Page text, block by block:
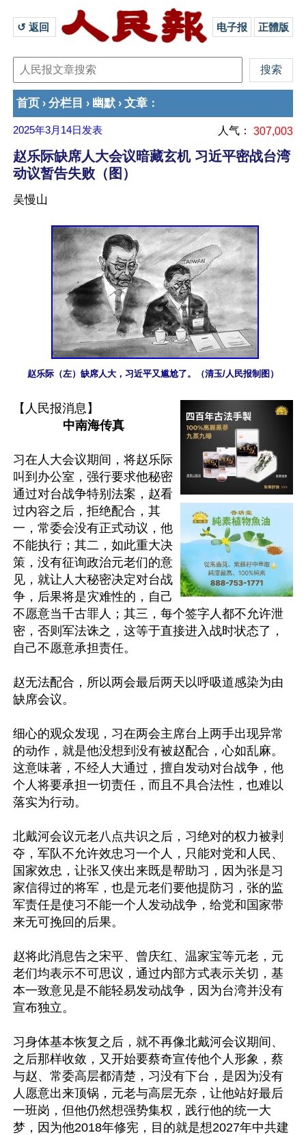
↺ 返回 电子报 正體版
首页 › 分栏目 › 幽默 › 文章 ：
2025年3月14日 发表 人气： 307,003
赵乐际缺席人大会议暗藏玄机 习近平密战台湾
动议暂告失败（图）
吴慢山
赵乐际（左）缺席人大，习近平又尴尬了。（清玉/人民报制图）
【人民报消息】
中南海传真
习在人大会议期间，将赵乐际
叫到办公室，强行要求他秘密
通过对台战争特别法案，赵看
过内容之后，拒绝配合，其
一，常委会没有正式动议，他
不能执行；其二，如此重大决
策，没有征询政治元老们的意
见，就让人大秘密决定对台战
争，后果将是灾难性的，自己
不愿意当千古罪人；其三，每个签字人都不允许泄
密，否则军法诛之，这等于直接进入战时状态了，
自己不愿意承担责任。
赵无法配合，所以两会最后两天以呼吸道感染为由
缺席会议。
细心的观众发现，习在两会主席台上两手出现异常
的动作，就是他没想到没有被赵配合，心如乱麻。
这意味著，不经人大通过，擅自发动对台战争，他
个人将要承担一切责任，而且不具合法性，也难以
落实为行动。
北戴河会议元老八点共识之后，习绝对的权力被剥
夺，军队不允许效忠习一个人，只能对党和人民、
国家效忠，让张又侠出来既是帮助习，因为张是习
家信得过的将军，也是元老们要他提防习，张的监
军责任是使习不能一个人发动战争，给党和国家带
来无可挽回的后果。
赵将此消息告之宋平、曾庆红、温家宝等元老，元
老们均表示不可思议，通过内部方式表示关切，基
本一致意见是不能轻易发动战争，因为台湾并没有
宣布独立。
习身体基本恢复之后，就不再像北戴河会议期间、
之后那样收敛，又开始要蔡奇宣传他个人形象，蔡
与赵、常委高层都清楚，习没有下台，是因为没有
人愿意出来顶锅，元老与高层无奈，让他站好最后
一班岗，但他仍然想强势集权，践行他的统一大
梦，因为他2018年修宪，目的就是想2027年中共建